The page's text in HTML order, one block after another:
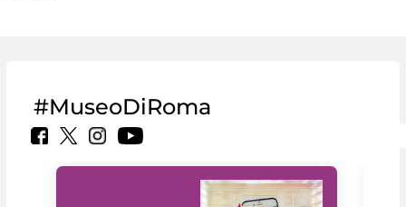
#MuseoDiRoma